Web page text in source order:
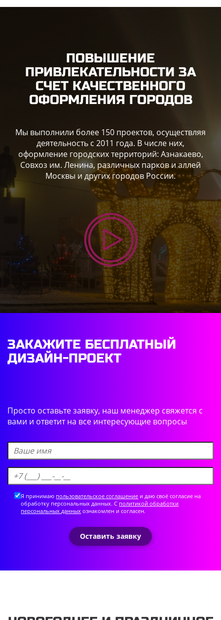
ПОВЫШЕНИЕ
ПРИВЛЕКАТЕЛЬНОСТИ ЗА
СЧЕТ КАЧЕСТВЕННОГО
ОФОРМЛЕНИЯ ГОРОДОВ
Мы выполнили более 150 проектов, осуществляя
деятельность с 2011 года. В числе них,
оформление городских территорий: Азнакаево,
Совхоз им. Ленина, различных парков и аллей
Москвы и других городов России.
ЗАКАЖИТЕ БЕСПЛАТНЫЙ
ДИЗАЙН-ПРОЕКТ
Просто оставьте заявку, наш менеджер свяжется с
вами и ответит на все интересующие вопросы
Я принимаю пользовательское соглашение и даю своё согласие на
обработку персональных данных. С политикой обработки
персональных данных ознакомлен и согласен.